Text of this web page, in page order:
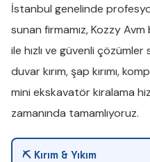
İstanbul genelinde
sunan firmamız,Kozzy Avm
ile hızlı ve güvenli çözümler
duvar kırım,şap kırımı,
mini ekskavatör kiralama
zamanında tamamlıyoruz.
⛏ Kırım & Yıkım